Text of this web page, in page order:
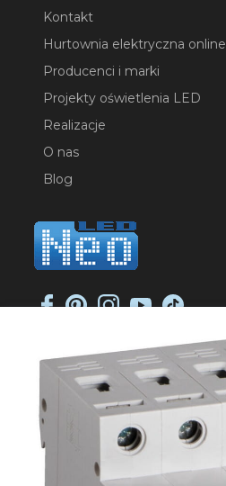
Kontakt
Hurtownia elektryczna online
Producenci i marki
Projekty oświetlenia LED
Realizacje
O nas
Blog
NEO-LED SP. K.
ul. Jana Długosza 2
51-162 Wrocław
NIP: 8951925233
sklep@neoled.pl